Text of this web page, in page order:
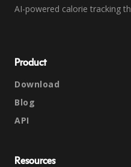
AI-powered calorie tracking
Product
Download
Blog
API
Resources